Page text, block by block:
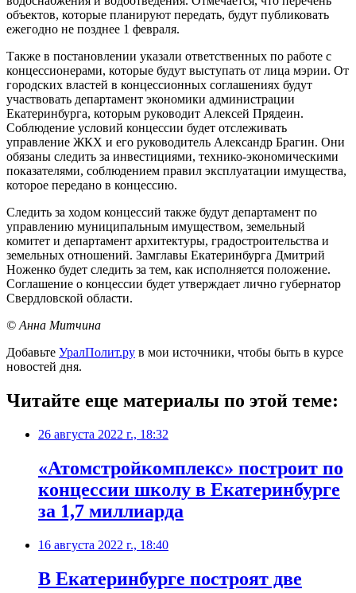
объектов, которые планируют передать, будут публиковать
ежегодно не позднее 1 февраля.
Также в постановлении указали ответственных по работе с
концессионерами, которые будут выступать от лица мэрии. От
городских властей в концессионных соглашениях будут
участвовать департамент экономики администрации
Екатеринбурга, которым руководит Алексей Прядеин.
Соблюдение условий концессии будет отслеживать
управление ЖКХ и его руководитель Александр Брагин. Они
обязаны следить за инвестициями, технико-экономическими
показателями, соблюдением правил эксплуатации имущества,
которое передано в концессию.
Следить за ходом концессий также будут департамент по
управлению муниципальным имуществом, земельный
комитет и департамент архитектуры, градостроительства и
земельных отношений. Замглавы Екатеринбурга Дмитрий
Ноженко будет следить за тем, как исполняется положение.
Соглашение о концессии будет утверждает лично губернатор
Свердловской области.
© Анна Митчина
Добавьте УралПолит.ру в мои источники, чтобы быть в курсе
новостей дня.
Читайте еще материалы по этой теме:
26 августа 2022 г., 18:32
«Атомстройкомплекс» построит по
концессии школу в Екатеринбурге
за 1,7 миллиарда
16 августа 2022 г., 18:40
В Екатеринбурге построят две